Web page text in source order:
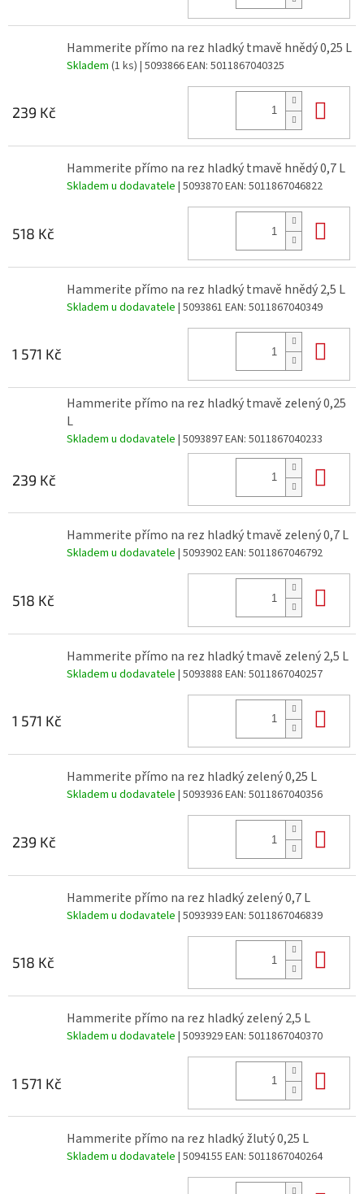
Hammerite přímo na rez hladký tmavě hnědý 0,25 L
Skladem (1 ks) | 5093866EAN: 5011867040325
239 Kč
Hammerite přímo na rez hladký tmavě hnědý 0,7 L
Skladem u dodavatele | 5093870EAN: 5011867046822
518 Kč
Hammerite přímo na rez hladký tmavě hnědý 2,5 L
Skladem u dodavatele | 5093861 EAN: 5011867040349
1 571 Kč
Hammerite přímo na rez hladký tmavě zelený 0,25
L
Skladem u dodavatele | 5093897EAN: 5011867040233
239 Kč
Hammerite přímo na rez hladký tmavě zelený 0,7 L
Skladem u dodavatele | 5093902EAN: 5011867046792
518 Kč
Hammerite přímo na rez hladký tmavě zelený 2,5 L
Skladem u dodavatele | 5093888 EAN: 5011867040257
1 571 Kč
Hammerite přímo na rez hladký zelený 0,25 L
Skladem u dodavatele | 5093936EAN: 5011867040356
239 Kč
Hammerite přímo na rez hladký zelený 0,7 L
Skladem u dodavatele | 5093939EAN: 5011867046839
518 Kč
Hammerite přímo na rez hladký zelený 2,5 L
Skladem u dodavatele | 5093929EAN: 5011867040370
1 571 Kč
Hammerite přímo na rez hladký žlutý 0,25 L
Skladem u dodavatele | 5094155 EAN: 5011867040264